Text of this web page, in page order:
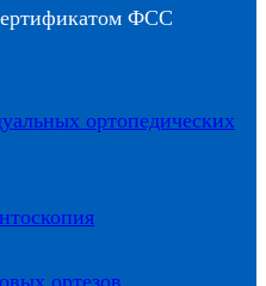
ФСС
ортопедических